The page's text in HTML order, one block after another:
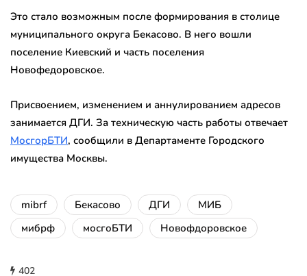
Это стало возможным после формирования в столице
муниципального округа Бекасово. В него вошли
поселение Киевский и часть поселения
Новофедоровское.
Присвоением, изменением и аннулированием адресов
занимается ДГИ. За техническую часть работы отвечает
МосгорБТИ, сообщили в Департаменте Городского
имущества Москвы.
mibrf Бекасово ДГИ
МИБ
мибрф
мосгоБТИ Новофдоровское
402